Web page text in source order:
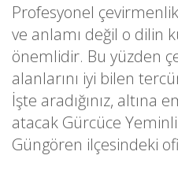
Profesyonel
ve anlamı değil o dilin
önemlidir. Bu yüzden
alanlarını iyi bilen
İşte aradığınız, altına
atacak Gürcüce
Güngören ilçesindeki